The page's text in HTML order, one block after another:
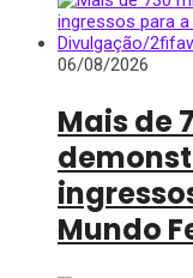
06/08/2026
Mais de
Mundo